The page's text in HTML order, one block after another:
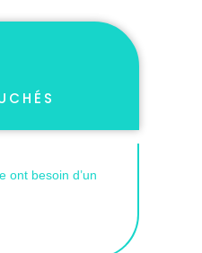
ont besoin d’un